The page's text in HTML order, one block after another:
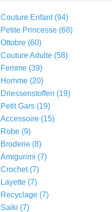
Couture Enfant(94)
Petite Princesse (68)
Ottobre (60)
Couture Adulte (58)
Femme (39)
Homme (20)
Driessenstoffen (19)
Petit Gars (19)
Accessoire (15)
Robe (9)
Broderie (8)
Amigurimi (7)
Crochet(7)
Layette (7)
Recyclage (7)
Saiki (7)